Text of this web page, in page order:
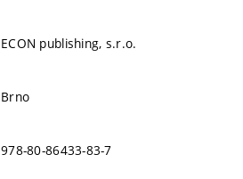
ECON publishing, s.r.o.
Brno
978-80-86433-83-7